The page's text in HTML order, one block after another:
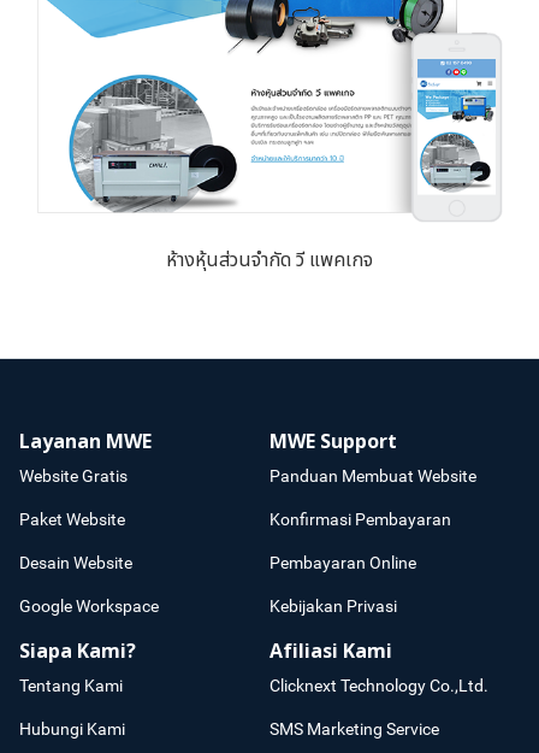
ห้างหุ้นส่วนจำกัด วี แพคเกจ
Layanan MWE
Website Gratis
Paket Website
Desain Website
Google Workspace
MWE Support
Panduan Membuat Website
Konfirmasi Pembayaran
Pembayaran Online
Kebijakan Privasi
Siapa Kami?
Tentang Kami
Hubungi Kami
Afiliasi Kami
Clicknext Technology Co.,Ltd.
SMS Marketing Service